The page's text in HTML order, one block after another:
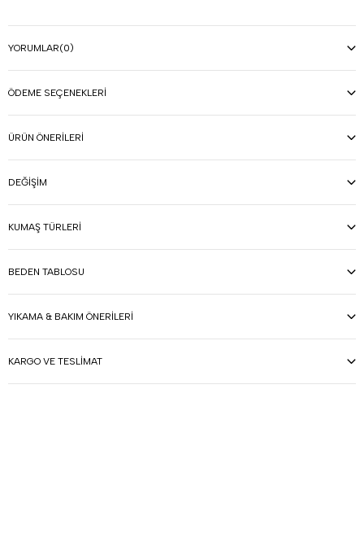
YORUMLAR(0)
ÖDEME SEÇENEKLERI
ÜRÜN ÖNERILERI
DEĞIŞIM
KUMAŞ TÜRLERI
BEDEN TABLOSU
YIKAMA & BAKIM ÖNERILERI
KARGO VE TESLIMAT